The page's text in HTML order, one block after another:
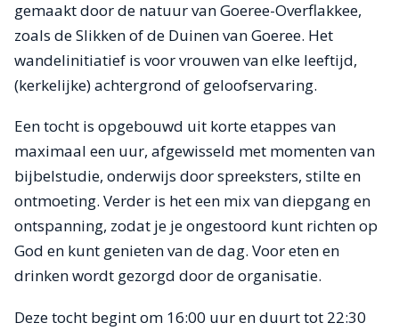
gemaakt door de natuur van Goeree-Overflakkee,
zoals de Slikken of de Duinen van Goeree. Het
wandelinitiatief is voor vrouwen van elke leeftijd,
(kerkelijke) achtergrond of geloofservaring.
Een tocht is opgebouwd uit korte etappes van
maximaal een uur, afgewisseld met momenten van
bijbelstudie, onderwijs door spreeksters, stilte en
ontmoeting. Verder is het een mix van diepgang en
ontspanning, zodat je je ongestoord kunt richten op
God en kunt genieten van de dag. Voor eten en
drinken wordt gezorgd door de organisatie.
Deze tocht begint om 16:00 uur en duurt tot 22:30